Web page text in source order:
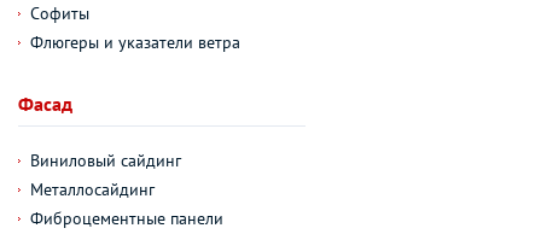
Софиты
Флюгеры и указатели ветра
Фасад
Виниловый сайдинг
Металлосайдинг
Фиброцементные панели